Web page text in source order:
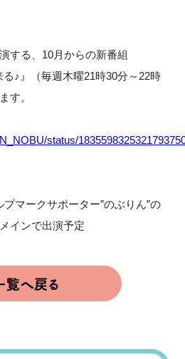
る、10月からの新番組
る♪』（毎週木曜21時30分～22時
す。
status/
マークサポーター”のぶりん”の
インで出演予定